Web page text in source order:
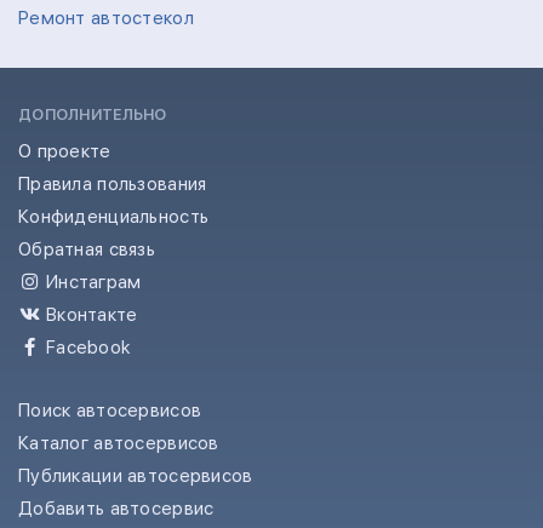
Ремонт автостекол
ДОПОЛНИТЕЛЬНО
О проекте
Правила пользования
Конфиденциальность
Обратная связь
Инстаграм
Вконтакте
Facebook
Поиск автосервисов
Каталог автосервисов
Публикации автосервисов
Добавить автосервис